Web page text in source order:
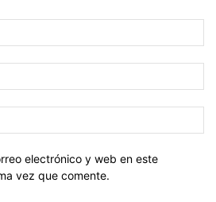
electrónico y web en este
vez que comente.